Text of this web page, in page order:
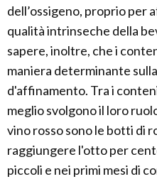
dell’ossigeno, proprio per
qualità intrinseche della
sapere, inoltre, che i
maniera determinante
d'affinamento. Tra i
meglio svolgono il loro
vino rosso sono le botti di
raggiungere l'otto per
piccoli e nei primi mesi di